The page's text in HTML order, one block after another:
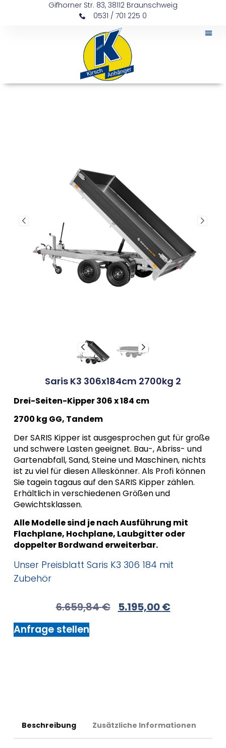
Gifhorner Str. 83, 38112 Braunschweig
0531 / 701 225 0
Saris K3 306x184cm 2700kg 2
Drei-Seiten-Kipper 306 x 184 cm
2700 kg GG, Tandem
Der SARIS Kipper ist ausgesprochen gut für große
und schwere Lasten geeignet. Bau-, Abriss- und
Gartenabfall, Sand, Steine und Maschinen, nichts
ist zu viel für diesen Alleskönner. Als Profi können
Sie tagein tagaus auf den SARIS Kipper zählen.
Erhältlich in verschiedenen Größen und
Gewichtsklassen.
Alle Modelle sind je nach Ausführung mit
Flachplane, Hochplane, Laubgitter oder
doppelter Bordwand erweiterbar.
Unser Preisblatt Saris K3 306 184 mit
Zubehör
6.659,84€ 5.195,00€
Anfrage stellen
Beschreibung Zusätzliche Informationen